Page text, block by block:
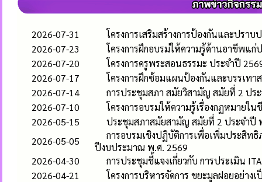
2026-07-31
โครงการเสริมสร้างการป้องกันและปรา
2026-07-23
โครงการฝึกอบรม่ให้ความรู้ด้านอาขีพแ
2026-07-20
โครงการครูพระสอนธรรมะ ประจำปี
2026-07-17
โครงการฝึกซ้อมแผนป้องกันและบรรเท
2026-07-14
การประชุมสภา สมัยวิสามัญ สมัยที่ 2 ปร
2026-07-10
โครงการอบรมให้ความรู้เรื่องกฏหมาย
2026-05-15
ประชุมสภาสมัยสามัญ สมัยที่ 2 ประจำปี
2026-05-05
การอบรมเชิงปฏิบัติการเพื่อเพิ่มประสิท
ปีงบประมาณ พ.ศ. 2569
2026-04-30
การประชุมชี้แจงเกี่ยวกับ การประเมิน
2026-04-21
โครงการบริหารจัดการ ขยะมูลฝอยอย่า